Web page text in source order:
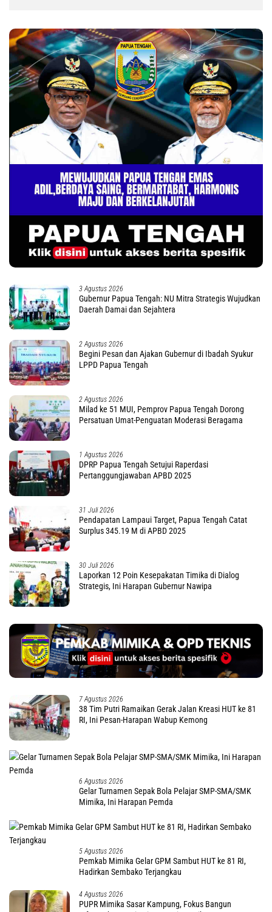
3 Agustus 2026
Gubernur Papua Tengah: NU Mitra Strategis Wujudkan
Daerah Damai dan Sejahtera
2 Agustus 2026
Begini Pesan dan Ajakan Gubernur di Ibadah Syukur
LPPD Papua Tengah
2 Agustus 2026
Milad ke 51 MUI, Pemprov Papua Tengah Dorong
Persatuan Umat-Penguatan Moderasi Beragama
1 Agustus 2026
DPRP Papua Tengah Setujui Raperdasi
Pertanggungjawaban APBD 2025
31 Juli 2026
Pendapatan Lampaui Target, Papua Tengah Catat
Surplus 345.19 M di APBD 2025
30 Juli 2026
Laporkan 12 Poin Kesepakatan Timika di Dialog
Strategis, Ini Harapan Gubernur Nawipa
7 Agustus 2026
38 Tim Putri Ramaikan Gerak Jalan Kreasi HUT ke 81
RI, Ini Pesan-Harapan Wabup Kemong
6 Agustus 2026
Gelar Turnamen Sepak Bola Pelajar SMP-SMA/SMK
Mimika, Ini Harapan Pemda
5 Agustus 2026
Pemkab Mimika Gelar GPM Sambut HUT ke 81 RI,
Hadirkan Sembako Terjangkau
4 Agustus 2026
PUPR Mimika Sasar Kampung, Fokus Bangun